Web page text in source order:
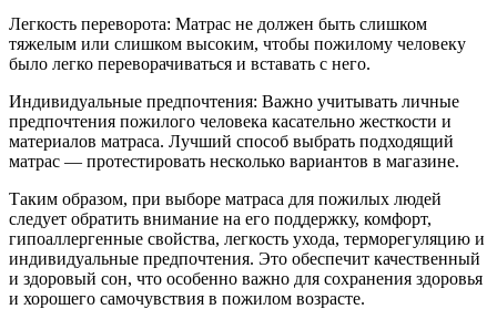
Легкость переворота: Матрас не должен быть слишком
тяжелым или слишком высоким, чтобы пожилому человеку
было легко переворачиваться и вставать с него.
Индивидуальные предпочтения: Важно учитывать личные
предпочтения пожилого человека касательно жесткости и
материалов матраса. Лучший способ выбрать подходящий
матрас — протестировать несколько вариантов в магазине.
Таким образом, при выборе матраса для пожилых людей
следует обратить внимание на его поддержку, комфорт,
гипоаллергенные свойства, легкость ухода, терморегуляцию и
индивидуальные предпочтения. Это обеспечит качественный
и здоровый сон, что особенно важно для сохранения здоровья
и хорошего самочувствия в пожилом возрасте.